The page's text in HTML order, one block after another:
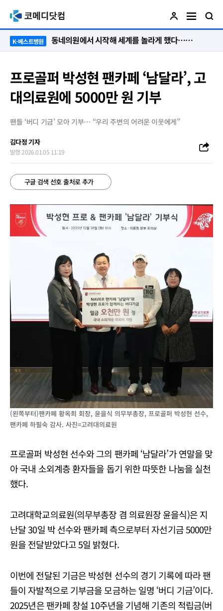
K-베스트병원 “절대 먼저 말하지 않아요. 대신 먼저 듣습니다”
프로골퍼 박성현 팬카페 ‘남달라’, 고
대의료원에 5000만 원 기부
팬들 ‘버디 기금’ 모아 기부… “우리 주변의 어려운 이웃에게”
김다정 기자
발행 2026.01.05 11:19
구글 검색 선호 출처로 추가
(왼쪽부터)팬카페 황옥희 회장, 윤을식 의무부총장, 프로골퍼 박성현 선수,
팬카페 하필숙 감사. 사진=고려대의료원
프로골퍼 박성현 선수와 그의 팬카페 ‘남달라’가 연말을 맞
아 국내 소외계층 환자들을 돕기 위한 따뜻한 나눔을 실천
했다.
고려대학교의료원(의무부총장 겸 의료원장 윤을식)은 지
난달 30일 박 선수와 팬카페 측으로부터 자선기금 5000만
원을 전달받았다고 5일 밝혔다.
이번에 전달된 기금은 박성현 선수의 경기 기록에 따라 팬
들이 자발적으로 기부금을 모금하는 일명 ‘버디 기금’이다.
2025년은 팬카페 창설 10주년을 기념해 기존의 적립금(버